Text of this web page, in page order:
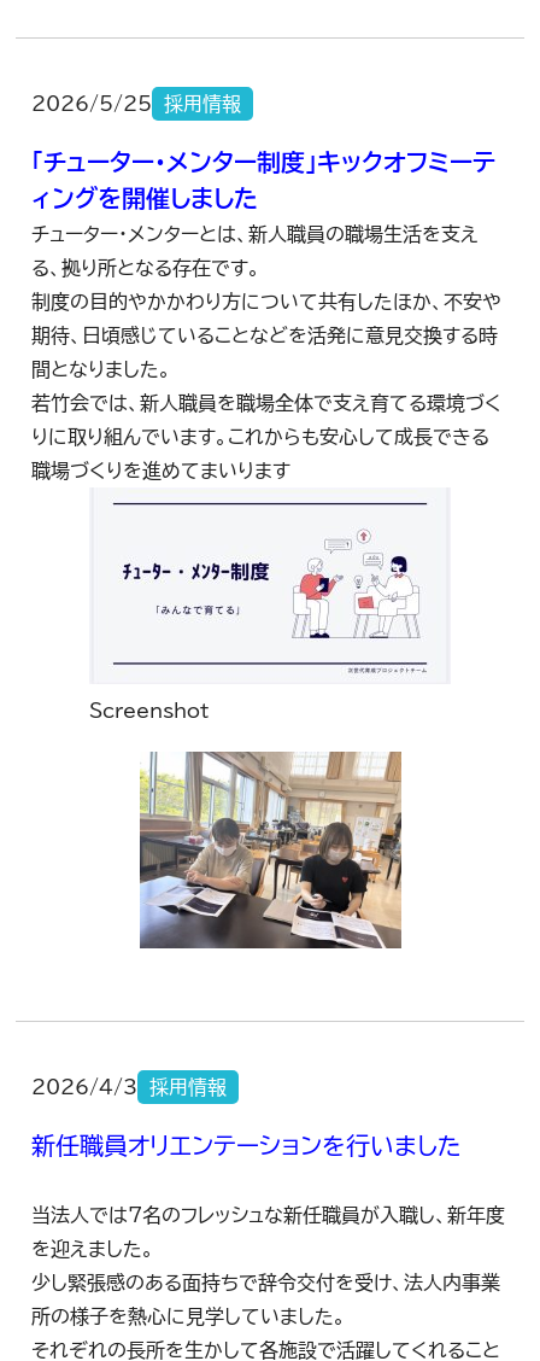
2026/5/25 採用情報
「チューター・メンター制度」キックオフミーテ
ィングを開催しました
チューター・メンターとは、新人職員の職場生活を支え
る、拠り所となる存在です。
制度の目的やかかわり方について共有したほか、不安や
期待、日頃感じていることなどを活発に意見交換する時
間となりました。
若竹会では、新人職員を職場全体で支え育てる環境づく
りに取り組んでいます。これからも安心して成長できる
職場づくりを進めてまいります
Screenshot
2026/4/3 採用情報
新任職員オリエンテーションを行いました
当法人では7名のフレッシュな新任職員が入職し、新年度
を迎えました。
少し緊張感のある面持ちで辞令交付を受け、法人内事業
所の様子を熱心に見学していました。
それぞれの長所を生かして各施設で活躍してくれること